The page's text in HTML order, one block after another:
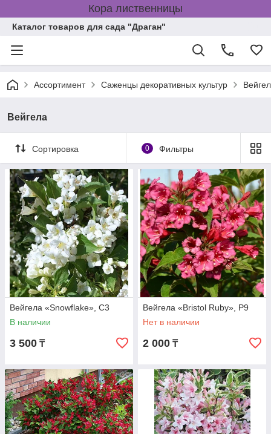
Кора лиственницы
Каталог товаров для сада "Драган"
Ассортимент Саженцы декоративных культур
Вейгела
Сортировка 0 Фильтры
Вейгела «Snowflake», С3
В наличии
3 500 ₸
Вейгела «Bristol Ruby», Р9
Нет в наличии
2 000 ₸